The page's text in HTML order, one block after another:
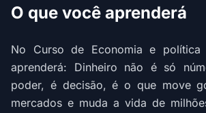
O que você aprenderá
No Curso de Economia e política
aprenderá: Dinheiro não é só
poder, é decisão, é o que move
mercados e muda a vida de